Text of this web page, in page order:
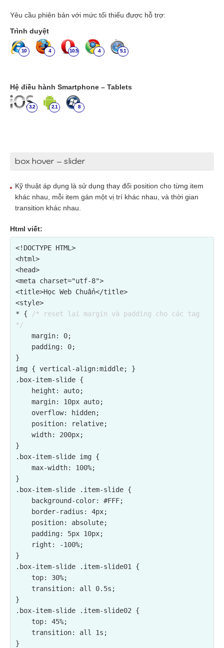
Yêu cầu phiên bản với mức tối thiểu được hỗ trợ:
Trình duyệt
10 4 10.5 4 5.1
Hệ điều hành Smartphone – Tablets
3.2 2.1 8
box hover – slider
Kỹ thuật áp dụng là sử dụng thay đổi position cho từng item
khác nhau, mỗi item gán một vị trí khác nhau, và thời gian
transition khác nhau.
Html viết:
<!DOCTYPE HTML>
<html>
<head>
<meta charset="utf-8">
<title>Học Web Chuẩn</title>
<style>
* {
/* reset lại margin và padding cho các tag
*/
}
img { vertical-align:middle; }
.box-item-slide {
}
.box-item-slide img {
}
.box-item-slide .item-slide {
}
.box-item-slide .item-slide01 {
}
.box-item-slide .item-slide02 {
}